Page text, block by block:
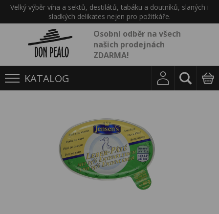
Velký výběr vína a sektů, destilátů, tabáku a doutníků, slaných i
sladkých delikates nejen pro požitkáře.
Osobní odběr na všech
našich prodejnách
ZDARMA!
KATALOG